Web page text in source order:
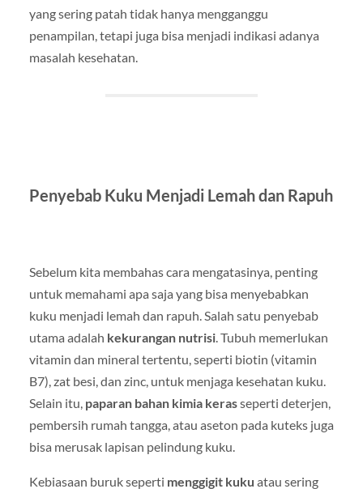
yang sering patah tidak hanya mengganggu
penampilan, tetapi juga bisa menjadi indikasi adanya
masalah kesehatan.
Penyebab Kuku Menjadi Lemah dan Rapuh
Sebelum kita membahas cara mengatasinya, penting
untuk memahami apa saja yang bisa menyebabkan
kuku menjadi lemah dan rapuh. Salah satu penyebab
utama adalah kekurangan nutrisi. Tubuh memerlukan
vitamin dan mineral tertentu, seperti biotin (vitamin
B7), zat besi, dan zinc, untuk menjaga kesehatan kuku.
Selain itu, paparan bahan kimia kerasseperti deterjen,
pembersih rumah tangga, atau aseton pada kuteks juga
bisa merusak lapisan pelindung kuku.
Kebiasaan buruk seperti menggigit kuku atau sering